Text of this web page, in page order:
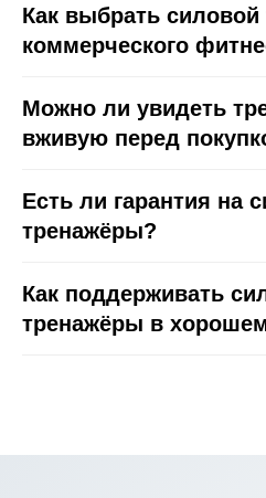
Как выбрать
коммерческого
Можно ли увидеть
вживую перед
Есть ли гарантия на
тренажёры?
Как поддерживать
тренажёры в